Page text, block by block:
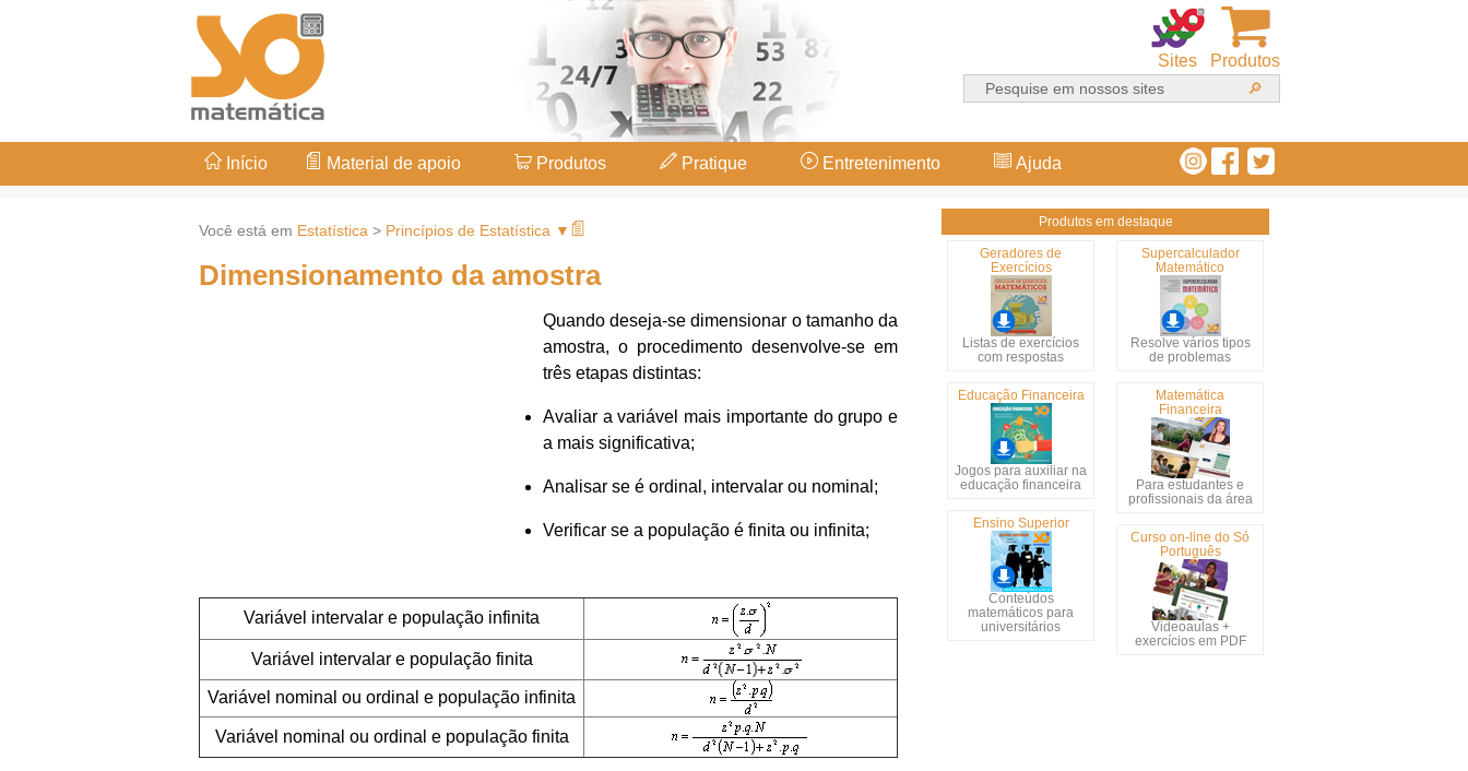
Produtos
Sites
Início Material de apoio Produtos Pratique Entretenimento Ajuda
Você está em Estatística > Princípios de Estatística ▼
Dimensionamento da amostra
Quando deseja-se dimensionar o tamanho da
amostra, o procedimento desenvolve-se em
três etapas distintas:
Avaliar a variável mais importante do grupo e
a mais significativa;
Analisar se é ordinal, intervalar ou nominal;
Verificar se a população é finita ou infinita;
Variável intervalar e população infinita
Variável intervalar e população finita
Variável nominal ou ordinal e população infinita
Variável nominal ou ordinal e população finita
Produtos em destaque
Geradores de
Exercícios
Listas de exercícios
com respostas
Supercalculador
Matemático
Resolve vários tipos
de problemas
Educação Financeira
Jogos para auxiliar na
educação financeira
Matemática
Financeira
Para estudantes e
profissionais da área
Ensino Superior
Conteúdos
matemáticos para
universitários
Curso on-line do Só
Português
Videoaulas +
exercícios em PDF